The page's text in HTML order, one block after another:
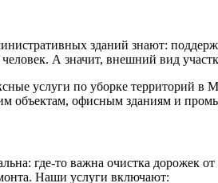
зданий знают:
А значит, внешний вид
услуги по уборке территорий
объектам, офисным зданиям и
где-то важна очистка дорожек от
Наши услуги включают: